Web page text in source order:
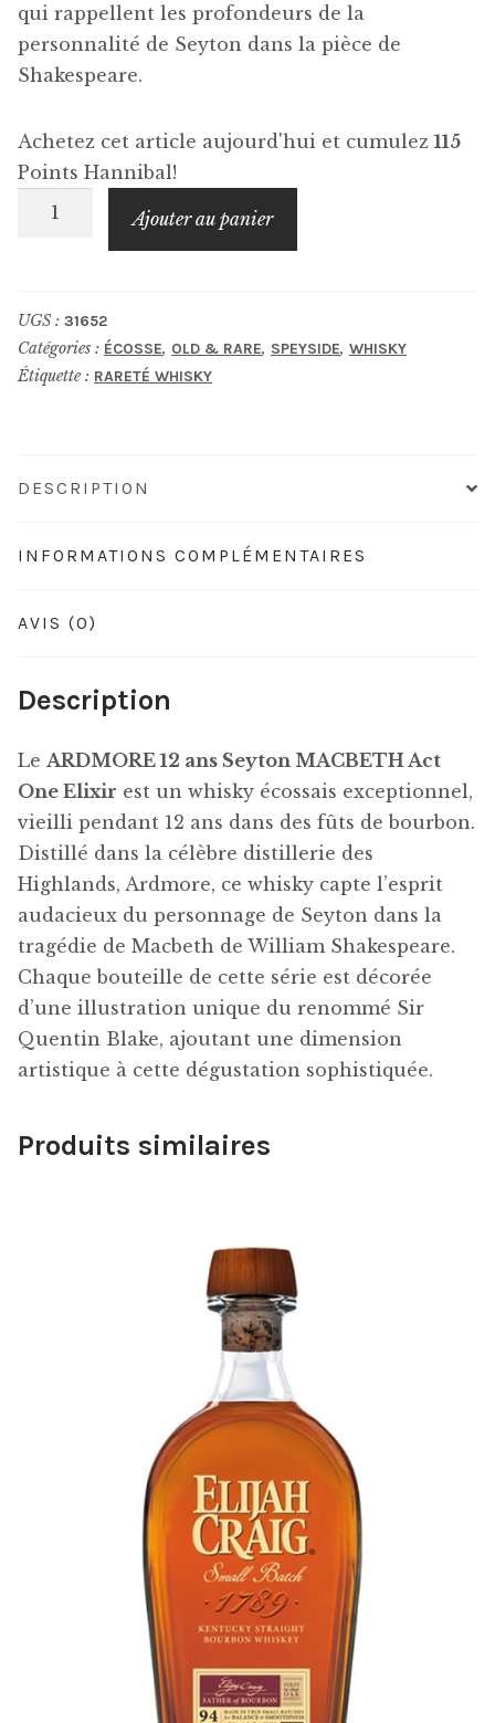
qui rappellent les profondeurs de la
personnalité de Seyton dans la pièce de
Shakespeare.
Achetez cet article aujourd'hui et cumulez 115
Points Hannibal!
quantité
ans
Seyton
Macbeth
Elixir
Ajouter au panier
UGS : 31652
Catégories : ÉCOSSE, OLD & RARE, SPEYSIDE, WHISKY
Étiquette : RARETÉ WHISKY
DESCRIPTION
INFORMATIONS COMPLÉMENTAIRES
AVIS (0)
Description
Le ARDMORE 12 ans Seyton MACBETH Act
One Elixir est un whisky écossais exceptionnel,
vieilli pendant 12 ans dans des fûts de bourbon.
Distillé dans la célèbre distillerie des
Highlands, Ardmore, ce whisky capte l’esprit
audacieux du personnage de Seyton dans la
tragédie de Macbeth de William Shakespeare.
Chaque bouteille de cette série est décorée
d’une illustration unique du renommé Sir
Quentin Blake, ajoutant une dimension
artistique à cette dégustation sophistiquée.
Produits similaires